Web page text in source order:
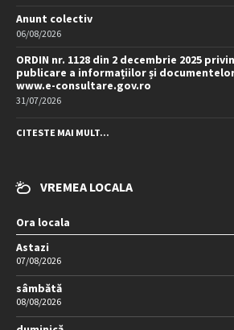
Anunt colectiv
06/08/2026
ORDIN nr. 1128 din 2 decembrie 2025
publicare a informațiilor și
www.e-consultare.gov.ro
31/07/2026
CITESTE MAI MULT...
VREMEA LOCALA
Ora locala
Astazi
07/08/2026
sâmbătă
08/08/2026